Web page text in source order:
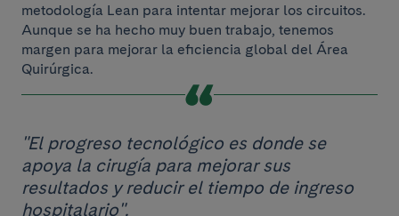
metodología Lean para intentar mejorar los circuitos.
Aunque se ha hecho muy buen trabajo, tenemos
margen para mejorar la eficiencia global del Área
Quirúrgica.
"El progreso tecnológico es donde se
apoya la cirugía para mejorar sus
resultados y reducir el tiempo de ingreso
hospitalario".